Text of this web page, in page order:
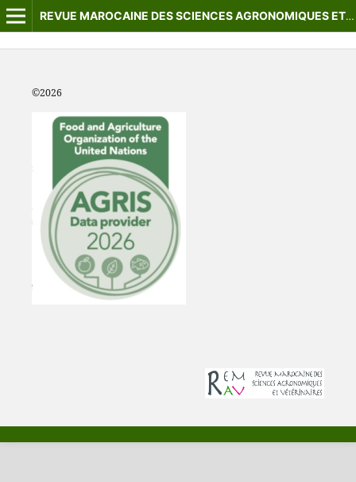
REVUE MAROCAINE DES SCIENCES AGRONOMIQUES ET VÉTÉRINAIRES
©2026